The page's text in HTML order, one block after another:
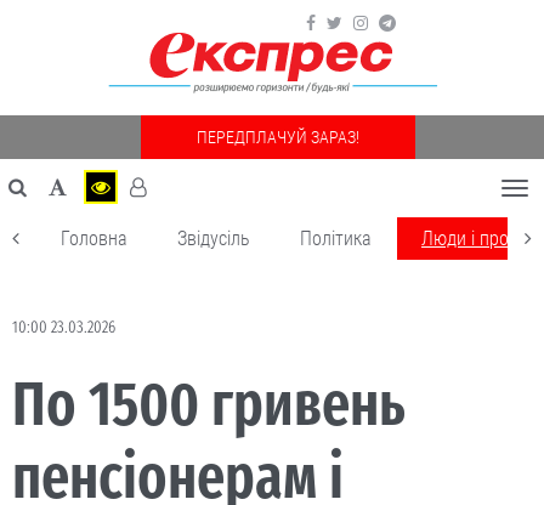
ПЕРЕДПЛАЧУЙ ЗАРАЗ!
Головна Звідусіль Політика Люди і
10:00 23.03.2026
По 1500 гривень
пенсіонерам і